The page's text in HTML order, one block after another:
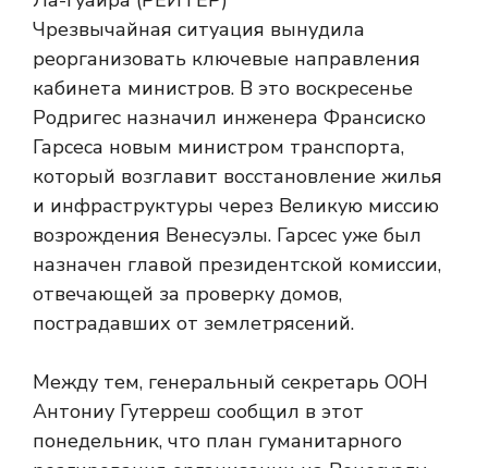
Чрезвычайная ситуация вынудила
реорганизовать ключевые направления
кабинета министров. В это воскресенье
Родригес назначил инженера Франсиско
Гарсеса новым министром транспорта,
который возглавит восстановление жилья
и инфраструктуры через Великую миссию
возрождения Венесуэлы. Гарсес уже был
назначен главой президентской комиссии,
отвечающей за проверку домов,
пострадавших от землетрясений.
Между тем, генеральный секретарь ООН
Антониу Гутерреш сообщил в этот
понедельник, что план гуманитарного